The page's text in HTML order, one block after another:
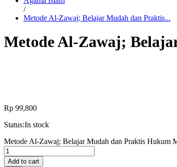
/
Metode Al-Zawaj; Belajar Mudah dan Praktis...
Metode Al-Zawaj;
Rp 99,800
Status:In stock
Metode Al-Zawaj; Belajar Mudah dan Praktis Hukum
Add to cart